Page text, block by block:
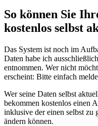
So können Sie
kostenlos selbst
Das System ist noch im
Daten habe ich
entnommen. Wer nicht
erscheint: Bitte einfach
Wer seine Daten selbst
bekommen kostenlos einen
inklusive der einen selbst zu
ändern können.